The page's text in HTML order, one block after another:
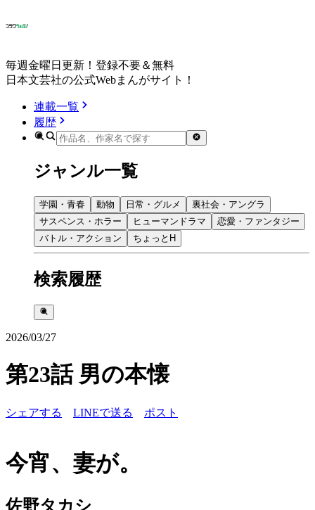
毎週金曜日更新！登録不要＆無料
日本文芸社の公式Webまんがサイト！
連載一覧
履歴
ジャンル一覧
学園・青春 動物 日常・グルメ
裏社会・アングラ
サスペンス・ホラー
ヒューマンドラマ
恋愛・ファンタジー
バトル・アクション
ちょっとH
検索履歴
2026/03/27
第23話 男の本懐
シェアする LINEで送る ポスト
今宵、妻が。
佐野タカシ